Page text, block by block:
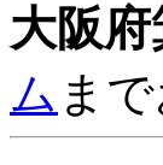
大阪
ム ま